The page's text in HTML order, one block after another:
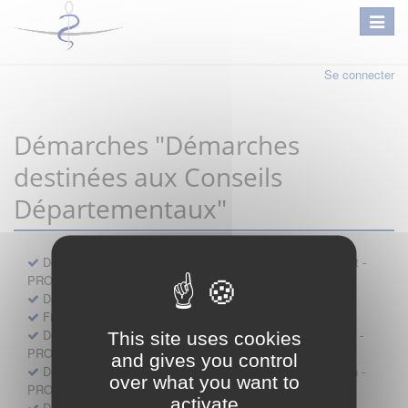
This site uses cookies
and gives you control
over what you want to
activate
Se connecter
Démarches "Démarches
destinées aux Conseils
Départementaux"
Déclaration préalable d'ouverture d'un lieu d'exercice distinct -
PROFESSIONNEL
Demande d'exemption de garde - PROFESSIONNEL
Fiche de signalement d'agression
Demande d’autorisation de se faire assister par un médecin -
PROFESSIONNEL
Demande d'autorisation de tenue de cabinet par un médecin -
PROFESSIONNEL